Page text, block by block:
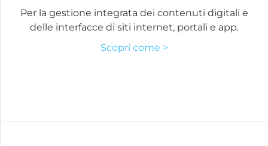
Per la gestione integrata dei contenuti digitali e
delle interfacce di siti internet, portali e app.
Scopri come >